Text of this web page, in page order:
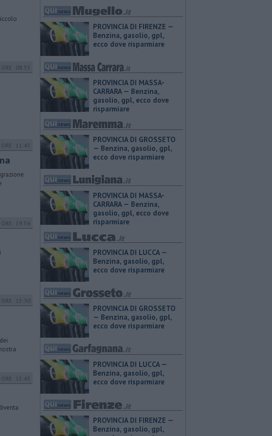
ORE 08:55
ORE 11:45
ORE 19:56
ORE 15:30
ORE 15:45
PROVINCIA DI FIRENZE — ​
Benzina, gasolio, gpl,
ecco dove risparmiare
PROVINCIA DI MASSA-
CARRARA — ​Benzina,
gasolio, gpl, ecco dove
risparmiare
PROVINCIA DI GROSSETO
— ​Benzina, gasolio, gpl,
ecco dove risparmiare
PROVINCIA DI MASSA-
CARRARA — ​Benzina,
gasolio, gpl, ecco dove
risparmiare
PROVINCIA DI LUCCA — ​
Benzina, gasolio, gpl,
ecco dove risparmiare
PROVINCIA DI GROSSETO
— ​Benzina, gasolio, gpl,
ecco dove risparmiare
PROVINCIA DI LUCCA — ​
Benzina, gasolio, gpl,
ecco dove risparmiare
PROVINCIA DI FIRENZE — ​
Benzina, gasolio, gpl,